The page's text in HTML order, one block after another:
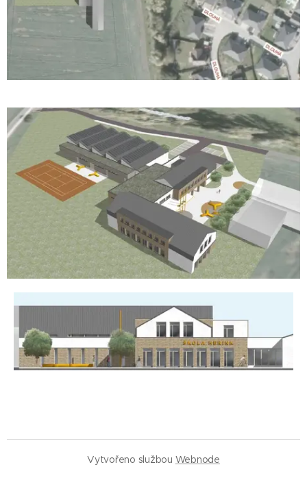
Vytvořeno službou Webnode